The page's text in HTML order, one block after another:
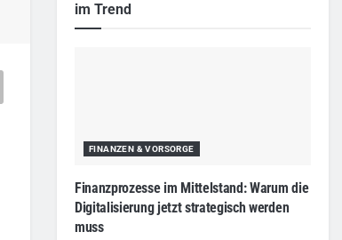
im Trend
FINANZEN & VORSORGE
Finanzprozesse im Mittelstand: Warum die
Digitalisierung jetzt strategisch werden
muss